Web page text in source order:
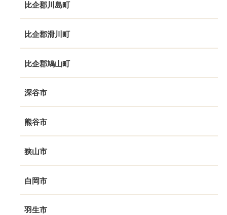
比企郡川島町
比企郡滑川町
比企郡鳩山町
深谷市
熊谷市
狭山市
白岡市
羽生市